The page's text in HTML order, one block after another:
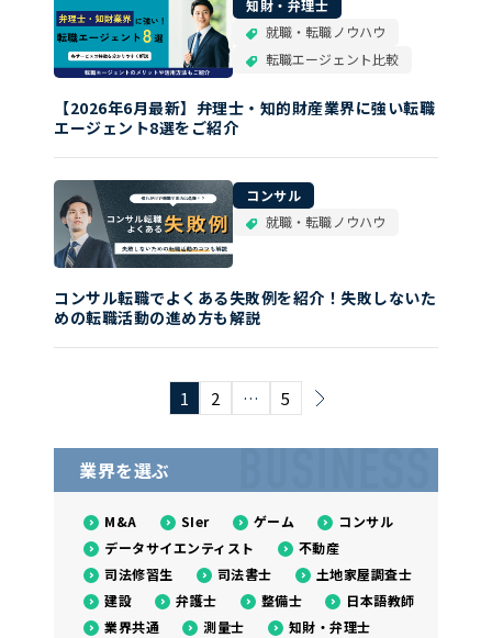
知財・弁理士
就職・転職ノウハウ
転職エージェント比較
【2026年6月最新】弁理士・知的財産業界に強い転職
エージェント8選をご紹介
コンサル
就職・転職ノウハウ
コンサル転職でよくある失敗例を紹介！失敗しないた
めの転職活動の進め方も解説
1 2 … 5
業界を選ぶ BUSINESS
M&A SIer ゲーム
コンサル
データサイエンティスト
不動産
司法修習生
司法書士
土地家屋調査士
建設
弁護士 整備士
日本語教師
業界共通
測量士
知財・弁理士